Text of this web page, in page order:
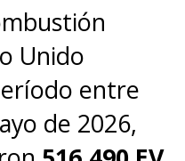
Unido
entre
de 2026,